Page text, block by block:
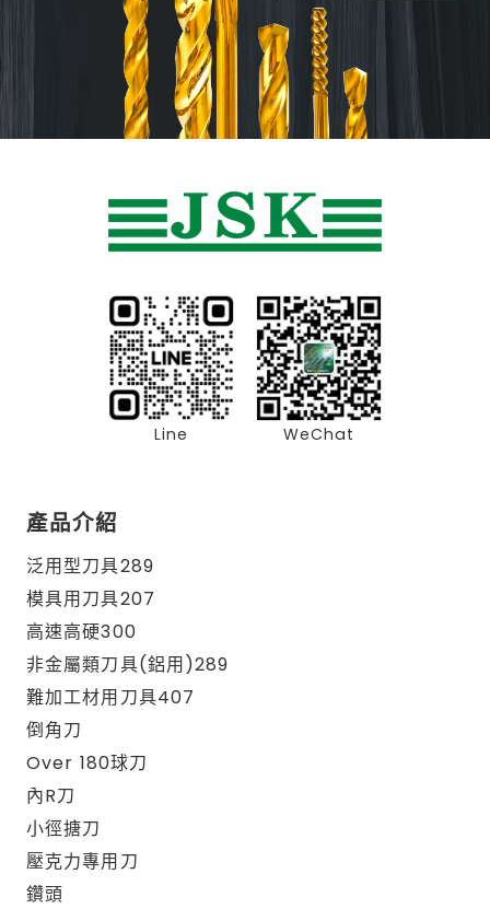
Line WeChat
產品介紹
泛用型刀具289
模具用刀具207
高速高硬300
非金屬類刀具(鋁用)289
難加工材用刀具407
倒角刀
Over 180球刀
內R刀
小徑搪刀
壓克力專用刀
鑽頭